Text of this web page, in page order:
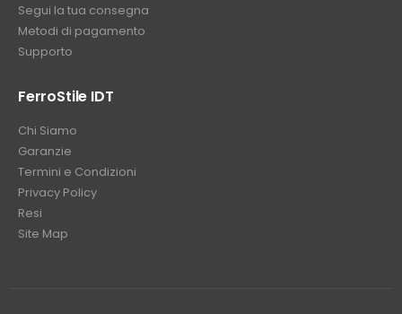
Segui la tua consegna
Metodi di pagamento
Supporto
FerroStile IDT
Chi Siamo
Garanzie
Termini e Condizioni
Privacy Policy
Resi
Site Map